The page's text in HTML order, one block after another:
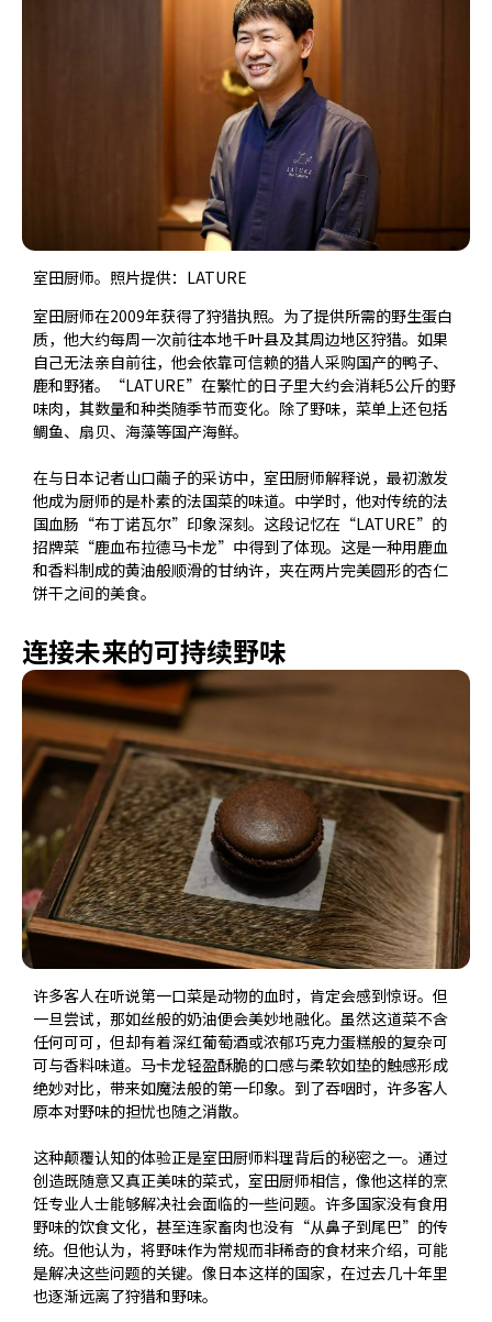
室田厨师。照片提供：LATURE
室田厨师在2009年获得了狩猎执照。为了提供所需的野生蛋白
质，他大约每周一次前往本地千叶县及其周边地区狩猎。如果
自己无法亲自前往，他会依靠可信赖的猎人采购国产的鸭子、
鹿和野猪。“LATURE”在繁忙的日子里大约会消耗5公斤的野
味肉，其数量和种类随季节而变化。除了野味，菜单上还包括
鲷鱼、扇贝、海藻等国产海鲜。
在与日本记者山口繭子的采访中，室田厨师解释说，最初激发
他成为厨师的是朴素的法国菜的味道。中学时，他对传统的法
国血肠“布丁诺瓦尔”印象深刻。这段记忆在“LATURE”的
招牌菜“鹿血布拉德马卡龙”中得到了体现。这是一种用鹿血
和香料制成的黄油般顺滑的甘纳许，夹在两片完美圆形的杏仁
饼干之间的美食。
连接未来的可持续野味
许多客人在听说第一口菜是动物的血时，肯定会感到惊讶。但
一旦尝试，那如丝般的奶油便会美妙地融化。虽然这道菜不含
任何可可，但却有着深红葡萄酒或浓郁巧克力蛋糕般的复杂可
可与香料味道。马卡龙轻盈酥脆的口感与柔软如垫的触感形成
绝妙对比，带来如魔法般的第一印象。到了吞咽时，许多客人
原本对野味的担忧也随之消散。
这种颠覆认知的体验正是室田厨师料理背后的秘密之一。通过
创造既随意又真正美味的菜式，室田厨师相信，像他这样的烹
饪专业人士能够解决社会面临的一些问题。许多国家没有食用
野味的饮食文化，甚至连家畜肉也没有“从鼻子到尾巴”的传
统。但他认为，将野味作为常规而非稀奇的食材来介绍，可能
是解决这些问题的关键。像日本这样的国家，在过去几十年里
也逐渐远离了狩猎和野味。